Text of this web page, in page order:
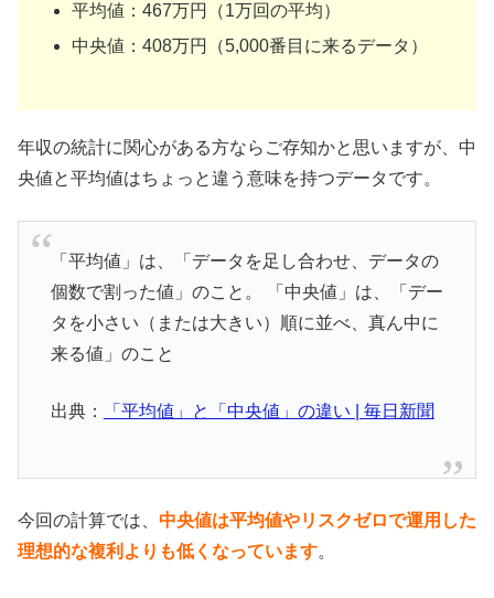
平均値：467万円（1万回の平均）
中央値：408万円（5,000番目に来るデータ）
年収の統計に関心がある方ならご存知かと思いますが、中
央値と平均値はちょっと違う意味を持つデータです。
「平均値」は、「データを足し合わせ、データの
個数で割った値」のこと。 「中央値」は、「デー
タを小さい（または大きい）順に並べ、真ん中に
来る値」のこと
出典： 「平均値」と「中央値」の違い | 毎日新聞
今回の計算では、 中央値は平均値やリスクゼロで運用した
理想的な複利よりも低くなっています。